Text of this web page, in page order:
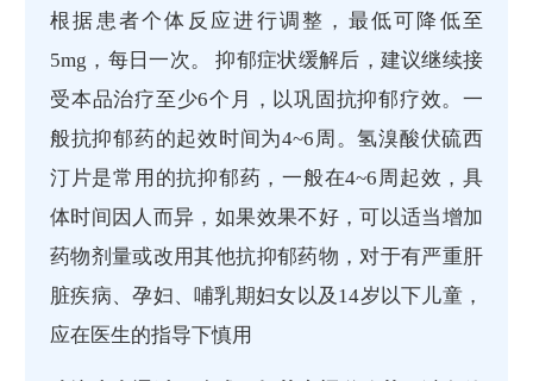
根据患者个体反应进行调整，最低可降低至
5mg，每日一次。 抑郁症状缓解后，建议继续接
受本品治疗至少6个月，以巩固抗抑郁疗效。一
般抗抑郁药的起效时间为4~6周。氢溴酸伏硫西
汀片是常用的抗抑郁药，一般在4~6周起效，具
体时间因人而异，如果效果不好，可以适当增加
药物剂量或改用其他抗抑郁药物，对于有严重肝
脏疾病、孕妇、哺乳期妇女以及14岁以下儿童，
应在医生的指导下慎用